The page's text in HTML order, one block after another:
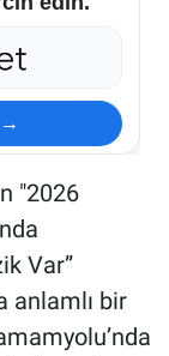
→
"2026
Var”
anlamlı bir